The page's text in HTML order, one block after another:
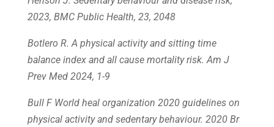
2023, BMC Public Health, 23, 2048
Botlero R. A physical activity and sitting time
balance index and all cause mortality risk. Am J
Prev Med 2024, 1-9
Bull F World heal organization 2020 guidelines on
physical activity and sedentary behaviour. 2020 Br